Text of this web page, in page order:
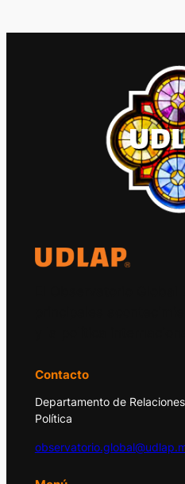
Contacto
Departamento de
Política